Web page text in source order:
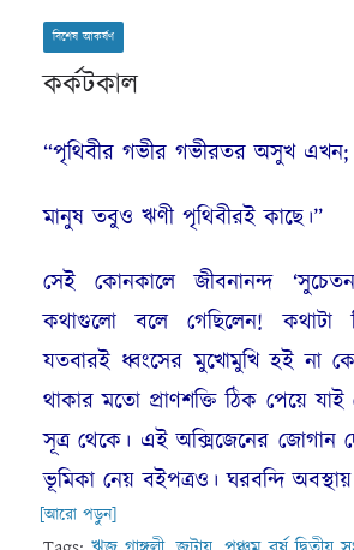
বিশেষ আকর্ষণ
কর্কটকাল
“পৃথিবীর গভীর গভীরতর অসুখ এখন;
মানুষ তবুও ঋণী পৃথিবীরই কাছে।”
সেই কোনকালে জীবনানন্দ
কথাগুলো বলে গেছিলেন! কথাটা
যতবারই ধ্বংসের মুখোমুখি হই না
থাকার মতো প্রাণশক্তি ঠিক পেয়ে
সূত্র থেকে। এই অক্সিজেনের জোগান
ভূমিকা নেয় বইপত্রও। ঘরবন্দি
[আরো পড়ুন]